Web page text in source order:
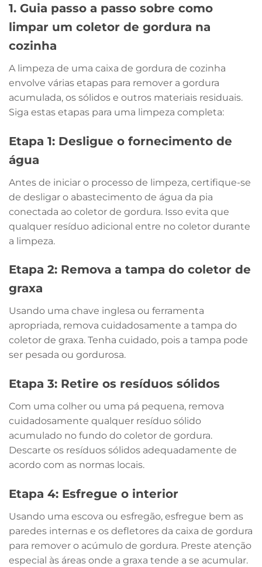
1. Guia passo a passo sobre como
limpar um coletor de gordura na
cozinha
A limpeza de uma caixa de gordura de cozinha
envolve várias etapas para remover a gordura
acumulada, os sólidos e outros materiais residuais.
Siga estas etapas para uma limpeza completa:
Etapa 1: Desligue o fornecimento de
água
Antes de iniciar o processo de limpeza, certifique-se
de desligar o abastecimento de água da pia
conectada ao coletor de gordura. Isso evita que
qualquer resíduo adicional entre no coletor durante
a limpeza.
Etapa 2: Remova a tampa do coletor de
graxa
Usando uma chave inglesa ou ferramenta
apropriada, remova cuidadosamente a tampa do
coletor de graxa. Tenha cuidado, pois a tampa pode
ser pesada ou gordurosa.
Etapa 3: Retire os resíduos sólidos
Com uma colher ou uma pá pequena, remova
cuidadosamente qualquer resíduo sólido
acumulado no fundo do coletor de gordura.
Descarte os resíduos sólidos adequadamente de
acordo com as normas locais.
Etapa 4: Esfregue o interior
Usando uma escova ou esfregão, esfregue bem as
paredes internas e os defletores da caixa de gordura
para remover o acúmulo de gordura. Preste atenção
especial às áreas onde a graxa tende a se acumular.